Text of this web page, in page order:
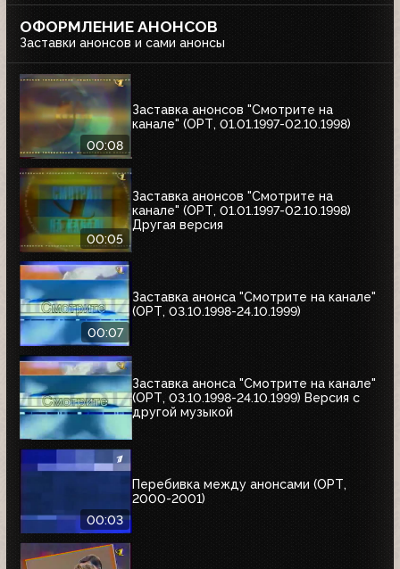
ОФОРМЛЕНИЕ АНОНСОВ
Заставки анонсов и сами анонсы
00:08
Заставка анонсов "Смотрите на
канале" (ОРТ, 01.01.1997-02.10.1998)
00:05
Заставка анонсов "Смотрите на
канале" (ОРТ, 01.01.1997-02.10.1998)
Другая версия
00:07
Заставка анонса "Смотрите на канале"
(ОРТ, 03.10.1998-24.10.1999)
Заставка анонса "Смотрите на канале"
(ОРТ, 03.10.1998-24.10.1999) Версия с
другой музыкой
00:03
Перебивка между анонсами (ОРТ,
2000-2001)